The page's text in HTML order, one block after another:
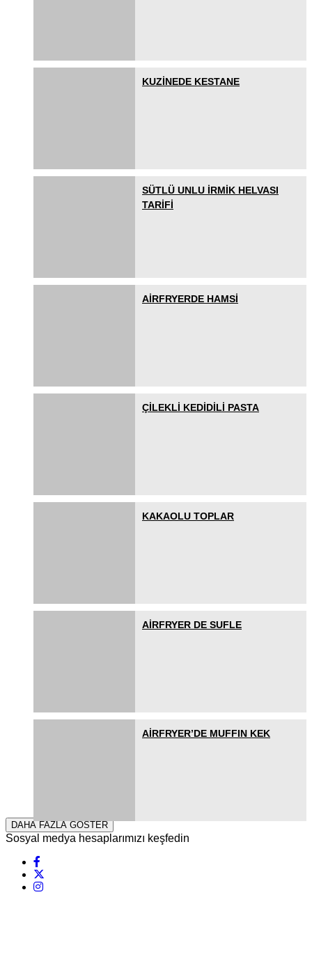
KUZİNEDE KESTANE
SÜTLÜ UNLU İRMİK HELVASI
TARİFİ
AİRFRYERDE HAMSİ
ÇİLEKLİ KEDİDİLİ PASTA
KAKAOLU TOPLAR
AİRFRYER DE SUFLE
AİRFRYER’DE MUFFIN KEK
DAHA FAZLA GÖSTER
Sosyal medya hesaplarımızı keşfedin